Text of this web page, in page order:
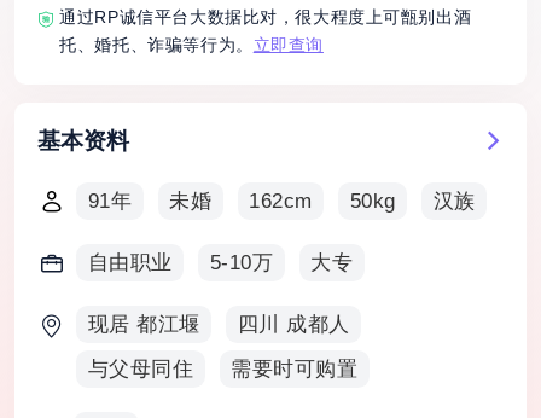
通过RP诚信平台大数据比对，很大程度上可甑别出酒
托、婚托、诈骗等行为。 立即查询
基本资料
91年 未婚 162cm 50kg 汉族
自由职业 5-10万 大专
现居 都江堰
四川 成都人
与父母同住
需要时可购置